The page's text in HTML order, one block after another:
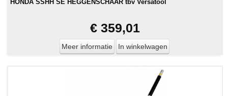
HONDA SSHH SE HEGGENSCHAAR tbv Versatool
€ 359,01
Meer informatie In winkelwagen